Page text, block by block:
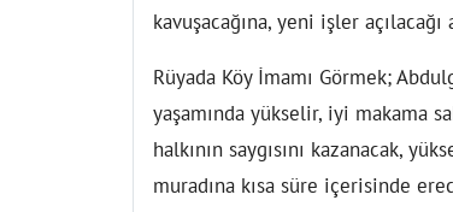
kavuşacağına, yeni işler
Rüyada Köy İmamı Görmek;
yaşamında yükselir, iyi makama
halkının saygısını kazanacak,
muradına kısa süre içerisinde